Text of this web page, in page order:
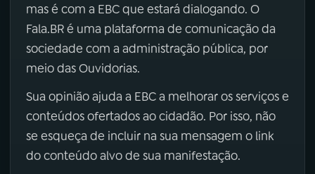
mas é com a EBC que estará dialogando. O
Fala.BR é uma plataforma de comunicação da
sociedade com a administração pública, por
meio das Ouvidorias.
Sua opinião ajuda a EBC a melhorar os serviços e
conteúdos ofertados ao cidadão. Por isso, não
se esqueça de incluir na sua mensagem o link
do conteúdo alvo de sua manifestação.